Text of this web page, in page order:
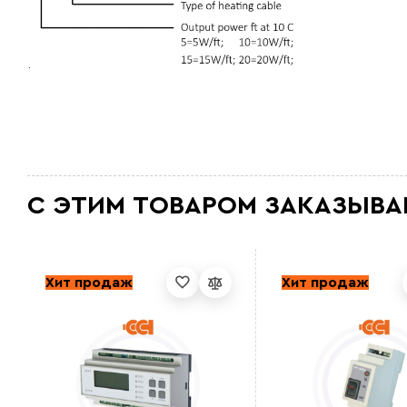
С ЭТИМ ТОВАРОМ
Хит продаж Хит продаж